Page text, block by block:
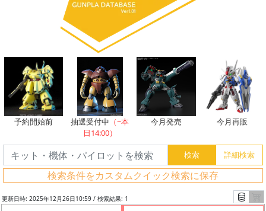
予約開始前 抽選受付中 （~本
日14:00）
今月発売 今月再販
検索条件をカスタムクイック検索に保存
ー
索
グ
レ
更新日時: 2025年12月26日10:59 / 検索結果: 1